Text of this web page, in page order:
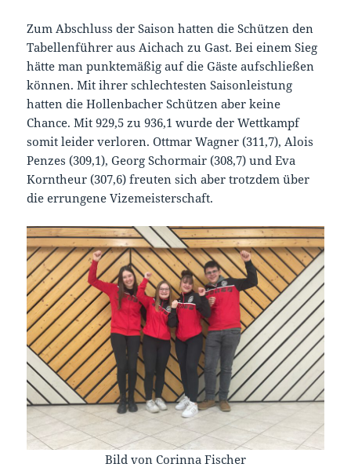
Zum Abschluss der Saison hatten die Schützen den
Tabellenführer aus Aichach zu Gast. Bei einem Sieg
hätte man punktemäßig auf die Gäste aufschließen
können. Mit ihrer schlechtesten Saisonleistung
hatten die Hollenbacher Schützen aber keine
Chance. Mit 929,5 zu 936,1 wurde der Wettkampf
somit leider verloren. Ottmar Wagner (311,7), Alois
Penzes (309,1), Georg Schormair (308,7) und Eva
Korntheur (307,6) freuten sich aber trotzdem über
die errungene Vizemeisterschaft.
Bild von Corinna Fischer